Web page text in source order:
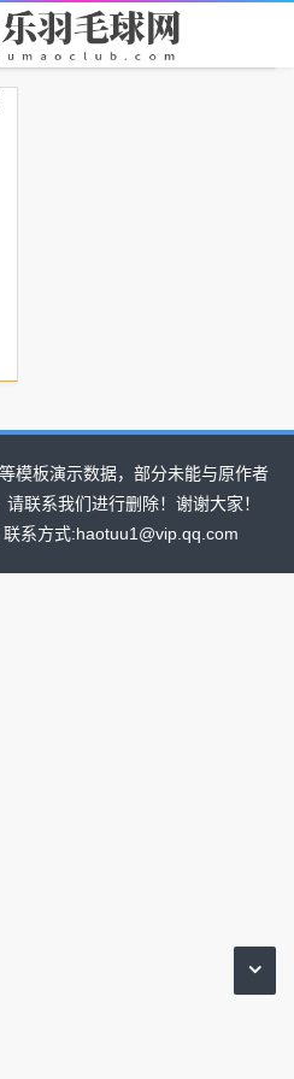
信息列表 > 955
模板演示数据，部分未能与原作者
联系我们进行删除！谢谢大家！
系方式:haotuu1@vip.qq.com